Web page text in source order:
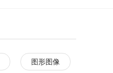
图形图像